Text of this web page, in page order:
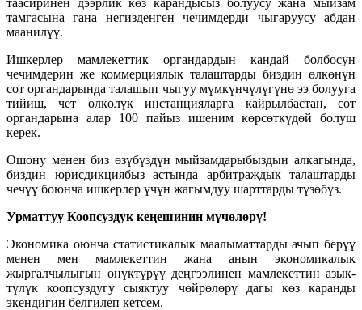
тамгасына гана негизденген чечимдерди чыгаруусу абдан
маанилүү.
Ишкерлер мамлекеттик органдардын кандай болбосун
чечимдерин же коммерциялык талаштарды биздин өлкөнүн
сот органдарында талашып чыгуу мүмкүнчүлүгүнө ээ болууга
тийиш, чет өлкөлүк инстанцияларга кайрылбастан, сот
органдарына алар 100 пайыз ишеним көрсөткүдөй болуш
керек.
Ошону менен биз өзүбүздүн мыйзамдарыбыздын алкагында,
биздин юрисдикциябыз астында арбитраждык талаштарды
чечүү боюнча ишкерлер үчүн жагымдуу шарттарды түзөбүз.
Урматтуу Коопсуздук кеңешинин мүчөлөрү!
Экономика оюнча статистикалык маалыматтарды ачып берүү
менен мен мамлекеттин жана анын экономикалык
жыргалчылыгын өнүктүрүү деңгээлинен мамлекеттин азык-
түлүк коопсуздугу сыяктуу чөйрөлөрү дагы көз каранды
экендигин белгилеп кетсем.